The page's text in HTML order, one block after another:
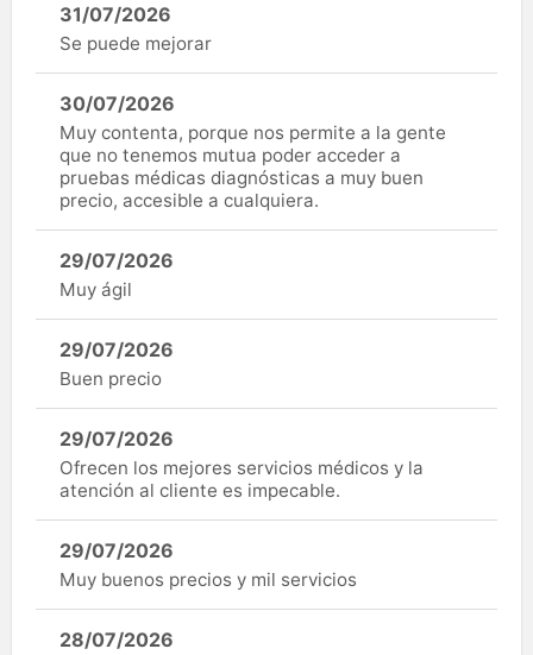
31/07/2026
Se puede mejorar
30/07/2026
Muy contenta, porque nos permite a la gente
que no tenemos mutua poder acceder a
pruebas médicas diagnósticas a muy buen
precio, accesible a cualquiera.
29/07/2026
Muy ágil
29/07/2026
Buen precio
29/07/2026
Ofrecen los mejores servicios médicos y la
atención al cliente es impecable.
29/07/2026
Muy buenos precios y mil servicios
28/07/2026